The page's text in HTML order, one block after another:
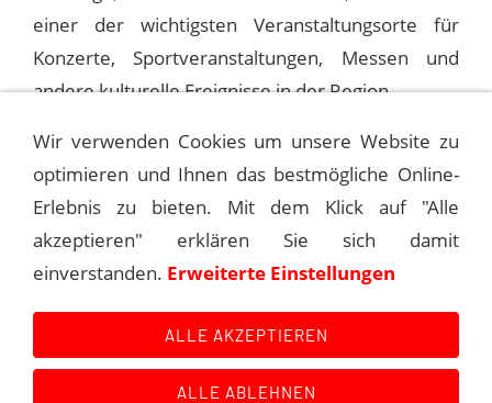
einer der wichtigsten Veranstaltungsorte für
Konzerte, Sportveranstaltungen, Messen und
andere kulturelle Ereignisse in der Region.
1991-09-19 ANTWERPEN, BELGIEN,
1991-09-23 MONTECATINI, PALAZZETTO
DELLO SPORT
Wir verwenden Cookies um unsere Website zu
optimieren und Ihnen das bestmögliche Online-
Erlebnis zu bieten. Mit dem Klick auf "Alle
akzeptieren" erklären Sie sich damit
einverstanden. Erweiterte Einstellungen
ALLE AKZEPTIEREN
ALLE ABLEHNEN